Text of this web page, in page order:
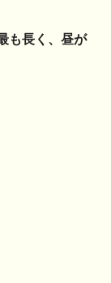
も長く、昼が